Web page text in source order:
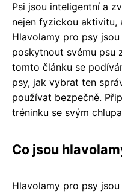
Psi jsou inteligentní a
nejen fyzickou aktivitu,
Hlavolamy pro psy
poskytnout svému psu
tomto článku se
psy, jak vybrat ten
používat bezpečně.
tréninku se svým
Co jsou
Hlavolamy pro psy